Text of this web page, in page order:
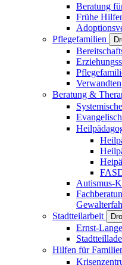
Beratung
Frühe
Pflegefamilien
Beratung &
Autismus-
Stadtteilarbeit
Ernst-
Hilfen für